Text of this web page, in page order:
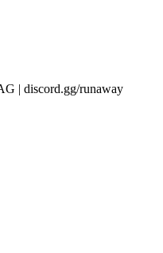
| discord.gg/runaway